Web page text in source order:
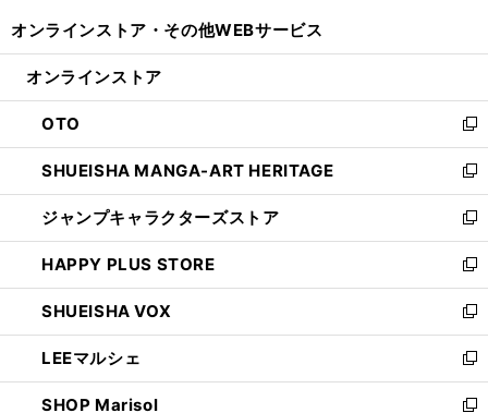
開
ン
ウ
で
開
く
ウ
ン
ド
ウ
で
開
く
オンラインストア・ その他WEBサービス
オンラインストア
OTO
新
し
い
ウ
ィ
ン
ド
ウ
で
開
く
SHUEISHA MANGA-ART HERITAGE
新
し
い
ウ
ィ
ン
ド
ウ
で
開
く
ジャンプキャラクターズストア
新
し
い
ウ
ィ
ン
ド
ウ
で
HAPPY PLUS STORE
新
し
い
ウ
ィ
ン
ド
SHUEISHA VOX
新
し
い
ウ
ィ
LEEマルシェ
新
し
い
SHOP Marisol